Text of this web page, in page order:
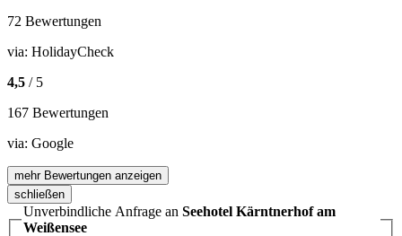
72 Bewertungen
via: HolidayCheck
4,5 / 5
167 Bewertungen
via: Google
mehr Bewertungen anzeigen
schließen
Unverbindliche Anfrage an Seehotel Kärntnerhof am
Weißensee